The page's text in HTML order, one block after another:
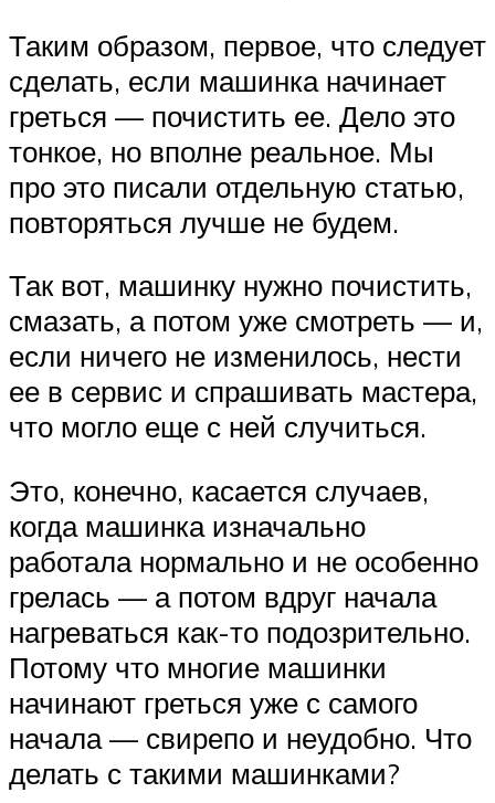
Таким образом, первое, что следует
сделать, если машинка начинает
греться — почистить ее. Дело это
тонкое, но вполне реальное. Мы
про это писали отдельную статью,
повторяться лучше не будем.
Так вот, машинку нужно почистить,
смазать, а потом уже смотреть — и,
если ничего не изменилось, нести
ее в сервис и спрашивать мастера,
что могло еще с ней случиться.
Это, конечно, касается случаев,
когда машинка изначально
работала нормально и не особенно
грелась — а потом вдруг начала
нагреваться как-то подозрительно.
Потому что многие машинки
начинают греться уже с самого
начала — свирепо и неудобно. Что
делать с такими машинками?